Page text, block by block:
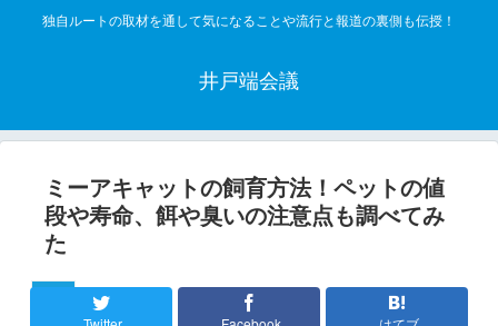
独自ルートの取材を通して気になることや流行と報道の裏側も伝授！
井戸端会議
ミーアキャットの飼育方法！ペットの値
段や寿命、餌や臭いの注意点も調べてみ
た